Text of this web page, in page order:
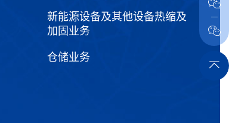
新能源设备及其他设备热缩及
加固业务
仓储业务